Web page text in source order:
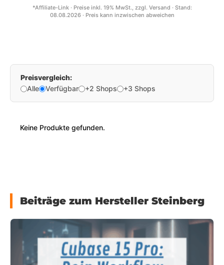
*Affiliate-Link · Preise inkl. 19% MwSt., zzgl. Versand · Stand:
08.08.2026 · Preis kann inzwischen abweichen
Preisvergleich:
Alle
Verfügbar +2 Shops +3 Shops
Keine Produkte gefunden.
Beiträge zum Hersteller Steinberg